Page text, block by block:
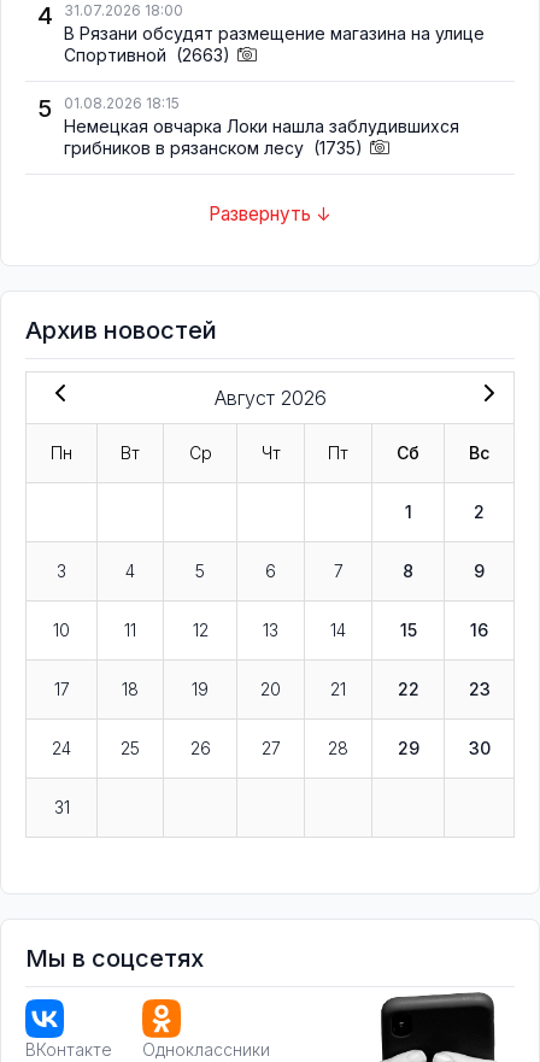
4 31.07.2026 18:00
В Рязани обсудят размещение магазина на улице
Спортивной (2663)
5 01.08.2026 18:15
Немецкая овчарка Локи нашла заблудившихся
грибников в рязанском лесу (1735)
Развернуть ↓
Архив новостей
Август 2026
Пн Вт Ср Чт Пт Сб Вс
1 2
3 4 5 6 7 8 9
10 11 12 13 14 15 16
17 18 19 20 21 22 23
24 25 26 27 28 29 30
31
Мы в соцсетях
ВКонтакте Одноклассники